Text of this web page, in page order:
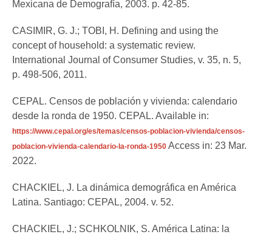
Mexicana de Demografía, 2003. p. 42-85.
CASIMIR, G. J.; TOBI, H. Defining and using the
concept of household: a systematic review.
International Journal of Consumer Studies, v. 35, n. 5,
p. 498-506, 2011.
CEPAL. Censos de población y vivienda: calendario
desde la ronda de 1950. CEPAL. Available in:
https://www.cepal.org/es/temas/censos-poblacion-vivienda/censos-
poblacion-vivienda-calendario-la-ronda-1950 Access in: 23 Mar.
2022.
CHACKIEL, J. La dinámica demográfica en América
Latina. Santiago: CEPAL, 2004. v. 52.
CHACKIEL, J.; SCHKOLNIK, S. América Latina: la